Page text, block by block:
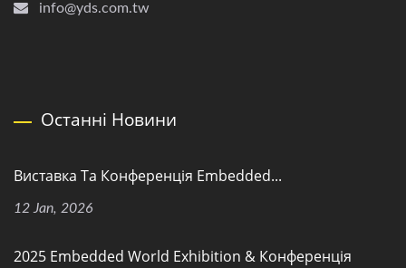
info@yds.com.tw
Останні Новини
Виставка Та Конференція Embedded...
12 Jan, 2026
2025 Embedded World Exhibition & Конференція